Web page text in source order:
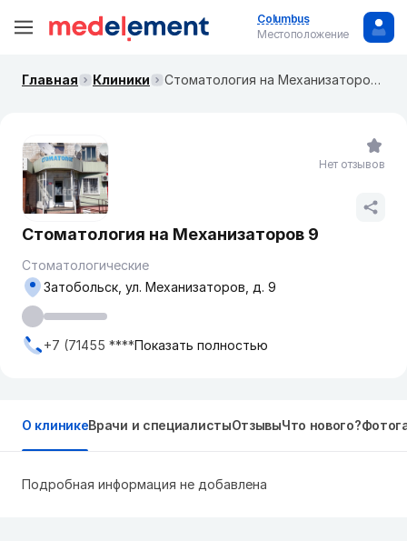
Columbus
Местоположение
Главная Клиники Стоматология на Механизаторов 9
Стоматология на Механизаторов 9
Стоматологические
Затобольск, ул. Механизаторов, д. 9
+7 (71455 ****Показать полностью
Нет отзывов
О клиникеВрачи и специалистыОтзывыЧто нового?
Подробная информация не добавлена